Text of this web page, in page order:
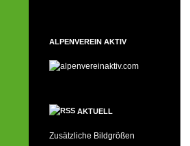
ALPENVEREIN AKTIV
AKTUELL
Zusätzliche Bildgrößen